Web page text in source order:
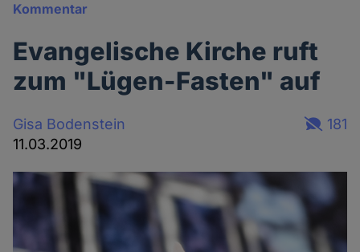
Kommentar
Evangelische Kirche ruft
zum "Lügen-Fasten" auf
Gisa Bodenstein
11.03.2019
181